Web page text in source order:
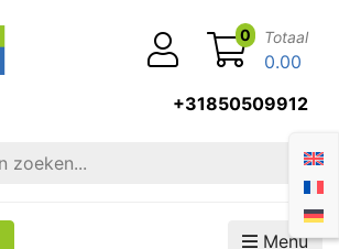
+31850509912
0 Totaal
0.00
Menu